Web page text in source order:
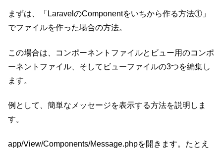
まずは、「LaravelのComponentをいちから作る方法①」
でファイルを作った場合の方法。
この場合は、コンポーネントファイルとビュー用のコンポ
ーネントファイル、そしてビューファイルの3つを編集し
ます。
例として、簡単なメッセージを表示する方法を説明しま
す。
app/View/Components/Message.phpを開きます。たとえ